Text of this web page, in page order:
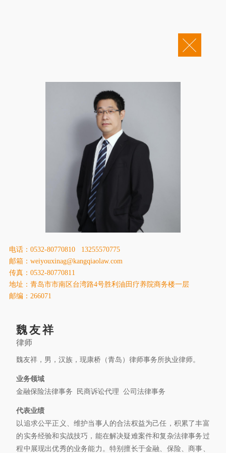
康桥人员
新闻动态
康桥党建
业务领域
社会责任
康桥法治研究院
康桥出版
电话：0532-80770810 13255570775
邮箱：weiyouxinag@kangqiaolaw.com
传真：0532-80770811
地址：青岛市市南区台湾路4号胜利油田疗养院商务楼一层
邮编：266071
魏友祥
律师
魏友祥，男，汉族，现康桥（青岛）律师事务所执业律师。
业务领域
金融保险法律事务 民商诉讼代理 公司法律事务
代表业绩
以追求公平正义、维护当事人的合法权益为己任，积累了丰富
的实务经验和实战技巧，能在解决疑难案件和复杂法律事务过
程中展现出优秀的业务能力。特别擅长于金融、保险、商事、
Copyright © 2011-2026 康桥律师事务所